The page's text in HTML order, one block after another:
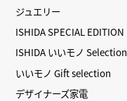
ジュエリー
ISHIDA SPECIAL EDITION
ISHIDA いいモノ Selection
いいモノ Gift selection
デザイナーズ家電